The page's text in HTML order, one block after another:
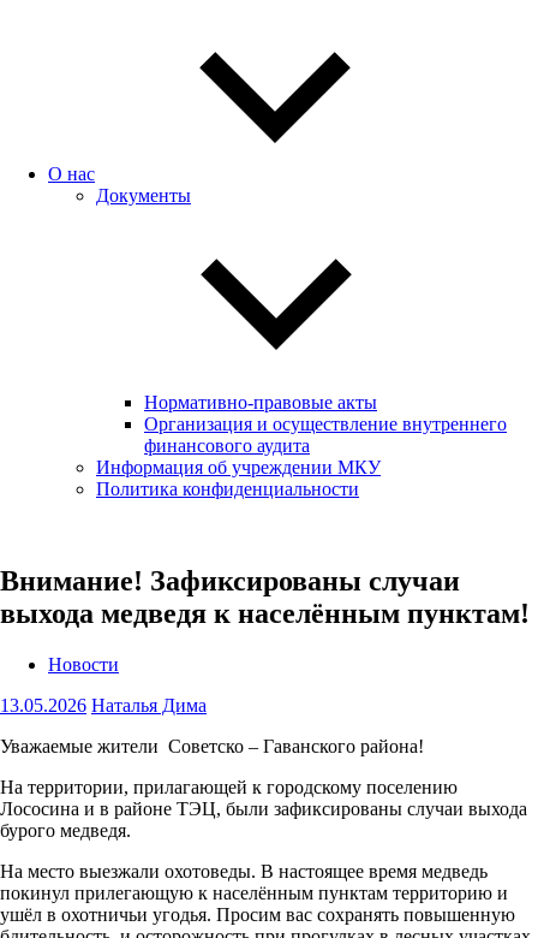
О нас
Документы
Нормативно-правовые акты
Организация и осуществление внутреннего
финансового аудита
Информация об учреждении МКУ
Политика конфиденциальности
Внимание! Зафиксированы случаи
выхода медведя к населённым пунктам!
Новости
13.05.2026 Наталья Дима
Уважаемые жители Советско – Гаванского района!
На территории, прилагающей к городскому поселению
Лососина и в районе ТЭЦ, были зафиксированы случаи выхода
бурого медведя.
На место выезжали охотоведы. В настоящее время медведь
покинул прилегающую к населённым пунктам территорию и
ушёл в охотничьи угодья. Просим вас сохранять повышенную